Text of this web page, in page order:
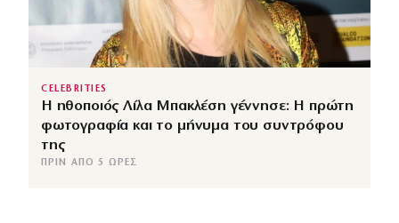
CELEBRITIES
Η ηθοποιός Λίλα Μπακλέση γέννησε: Η πρώτη
φωτογραφία και το μήνυμα του συντρόφου
της
ΠΡΙΝ ΑΠΌ 5 ΏΡΕΣ